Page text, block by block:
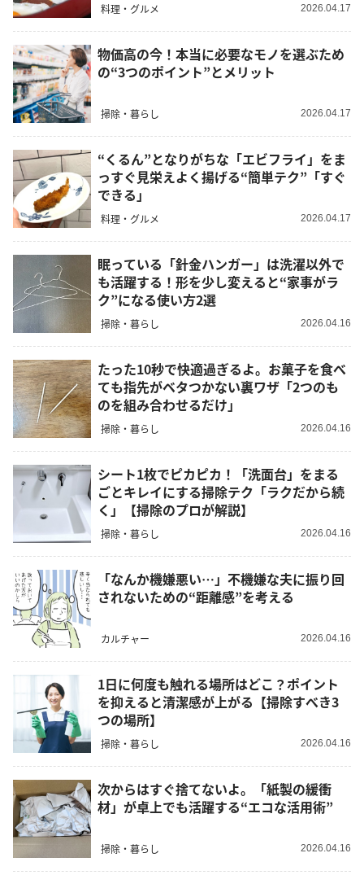
料理・グルメ 2026.04.17
物価高の今！本当に必要なモノを選ぶため
の“3つのポイント”とメリット
掃除・暮らし 2026.04.17
“くるん”となりがちな「エビフライ」をま
っすぐ見栄えよく揚げる“簡単テク”「すぐ
できる」
料理・グルメ 2026.04.17
眠っている「針金ハンガー」は洗濯以外で
も活躍する！形を少し変えると“家事がラ
ク”になる使い方2選
掃除・暮らし 2026.04.16
たった10秒で快適過ぎるよ。お菓子を食べ
ても指先がベタつかない裏ワザ「2つのも
のを組み合わせるだけ」
掃除・暮らし 2026.04.16
シート1枚でピカピカ！「洗面台」をまる
ごとキレイにする掃除テク「ラクだから続
く」【掃除のプロが解説】
掃除・暮らし 2026.04.16
「なんか機嫌悪い…」不機嫌な夫に振り回
されないための“距離感”を考える
カルチャー 2026.04.16
1日に何度も触れる場所はどこ？ポイント
を抑えると清潔感が上がる【掃除すべき3
つの場所】
掃除・暮らし 2026.04.16
次からはすぐ捨てないよ。「紙製の緩衝
材」が卓上でも活躍する“エコな活用術”
掃除・暮らし 2026.04.16